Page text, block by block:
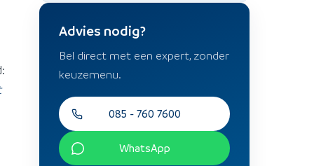
Advies nodig?
Bel direct met een expert, zonder
keuzemenu.
085 - 760 7600
WhatsApp